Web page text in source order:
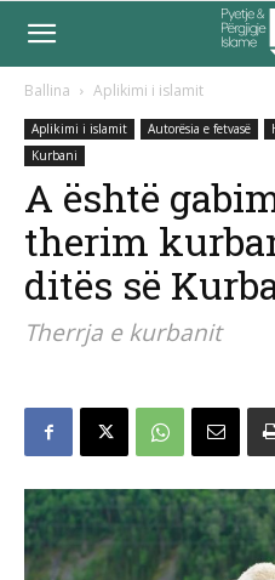
Ballina Aplikimi i islamit
Aplikimi i islamit Autorësia e fetvasë
Kurbani
A është
therim
ditës së
Therrja e kurbanit